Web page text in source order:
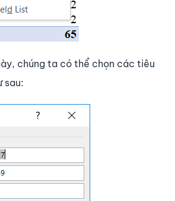
chúng ta có thể chọn các tiêu
sau: